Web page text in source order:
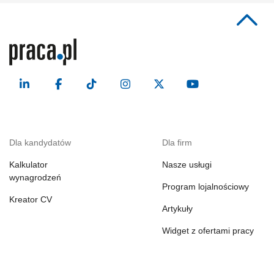
Dla kandydatów
Kalkulator
wynagrodzeń
Kreator CV
Dla firm
Nasze usługi
Program lojalnościowy
Artykuły
Widget z ofertami pracy